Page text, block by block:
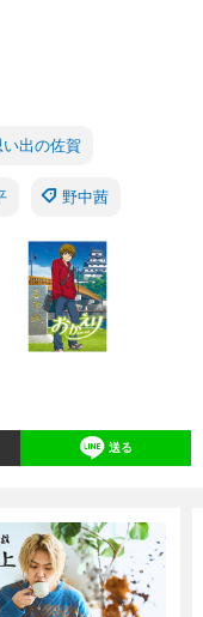
出の佐賀
野中茜
送る